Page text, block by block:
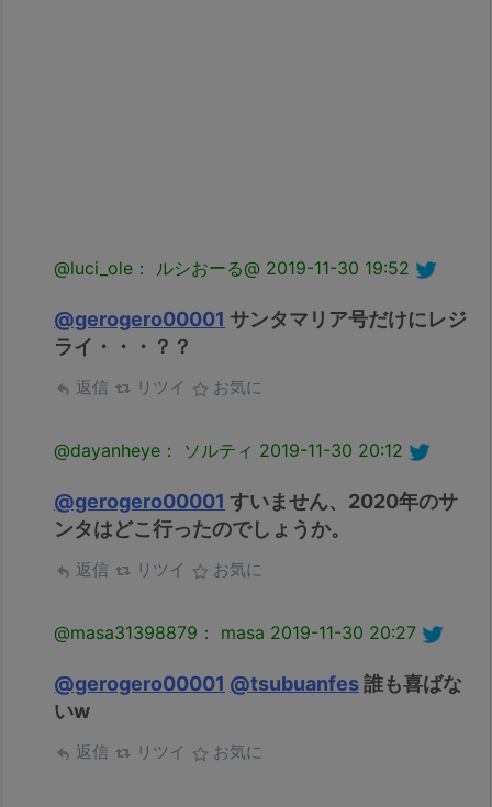
@luci_ole： ルシおーる@ 2019-11-30 19:52
@gerogero00001 サンタマリア号だけにレジ
ライ・・・？？
返信 リツイ お気に
@dayanheye： ソルティ 2019-11-30 20:12
@gerogero00001 すいません、2020年のサ
ンタはどこ行ったのでしょうか。
返信 リツイ お気に
@masa31398879： masa 2019-11-30 20:27
@gerogero00001 @tsubuanfes誰も喜ばな
いw
返信 リツイ お気に